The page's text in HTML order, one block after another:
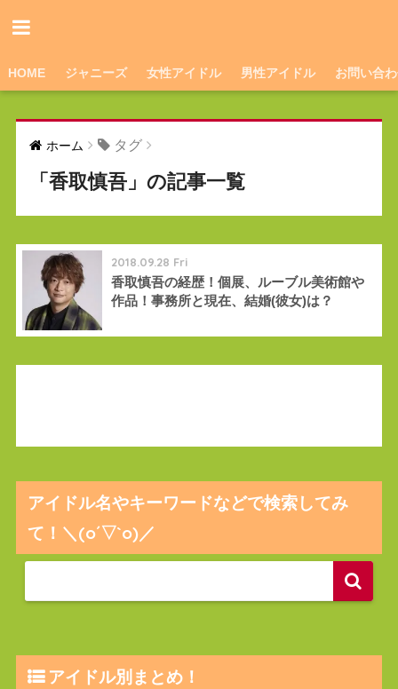
HOME ジャニーズ 女性アイドル 男性アイドル お問い合
ホーム タグ
「香取慎吾」の記事一覧
2018.09.28 Fri
香取慎吾の経歴！個展、ルーブル美術館や
作品！事務所と現在、結婚(彼女)は？
アイドル名やキーワードなどで検索してみ
て！＼(o´▽`o)／
アイドル別まとめ！